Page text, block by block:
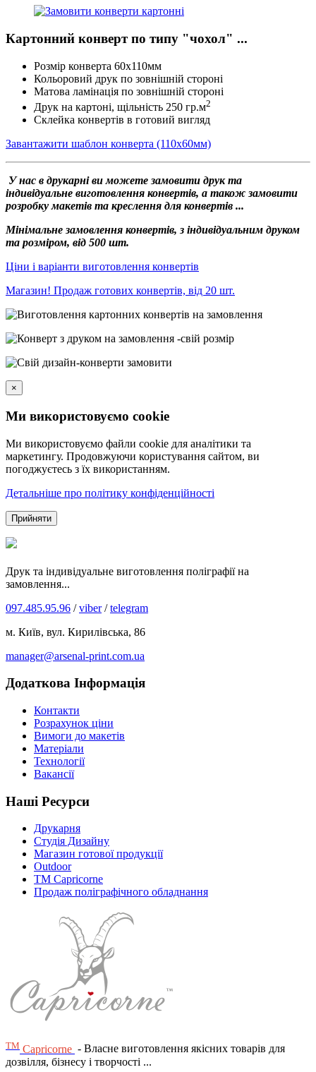
Картонний конверт по типу "чохол" ...
Розмір конверта 60х110мм
Кольоровий друк по зовнішній стороні
Матова ламінація по зовнішній стороні
Друк на картоні, щільність 250 гр.м2
Склейка конвертів в готовий вигляд
Завантажити шаблон конверта (110х60мм)
У нас в друкарні ви можете замовити друк та
індивідуальне виготовлення конвертів, а також замовити
розробку макетів та креслення для конвертів ...
Мінімальне замовлення конвертів, з індивідуальним друком
та розміром, від 500 шт.
Ціни і варіанти виготовлення конвертів
Магазин! Продаж готових конвертів, від 20 шт.
×
Ми використовуємо cookie
Ми використовуємо файли cookie для аналітики та
маркетингу. Продовжуючи користування сайтом, ви
погоджуєтесь з їх використанням.
Детальніше про політику конфіденційності
Прийняти
Друк та індивідуальне виготовлення поліграфії на
замовлення...
097.485.95.96 /viber/telegram
м. Київ, вул. Кирилівська, 86
manager@arsenal-print.com.ua
Додаткова Інформація
Контакти
Розрахунок ціни
Вимоги до макетів
Матеріали
Технології
Вакансії
Наші Ресурси
Друкарня
Студія Дизайну
Магазин готової продукції
Outdoor
TM Capricorne
Продаж поліграфічного обладнання
ТМ Capricorne - Власне виготовлення якісних товарів для
дозвілля, бізнесу і творчості ...